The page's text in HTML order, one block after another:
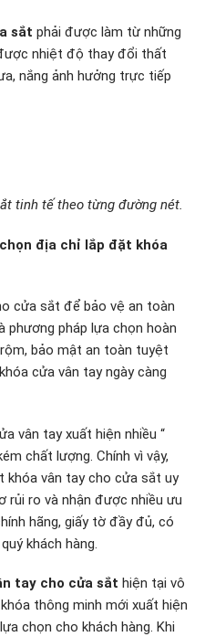
sắt phải được làm từ những
nhiệt độ thay đổi thất
nắng ảnh hưởng trực tiếp
tinh tế theo từng đường nét.
địa chỉ lắp đặt khóa
cửa sắt để bảo vệ an toàn
phương pháp lựa chọn hoàn
bảo mật an toàn tuyệt
cửa vân tay ngày càng
vân tay xuất hiện nhiều “
chất lượng. Chính vì vậy,
khóa vân tay cho cửa sắt uy
rủi ro và nhận được nhiều ưu
hãng, giấy tờ đầy đủ, có
khách hàng.
tay cho cửa sắt hiện tại vô
thông minh mới xuất hiện
chọn cho khách hàng. Khi